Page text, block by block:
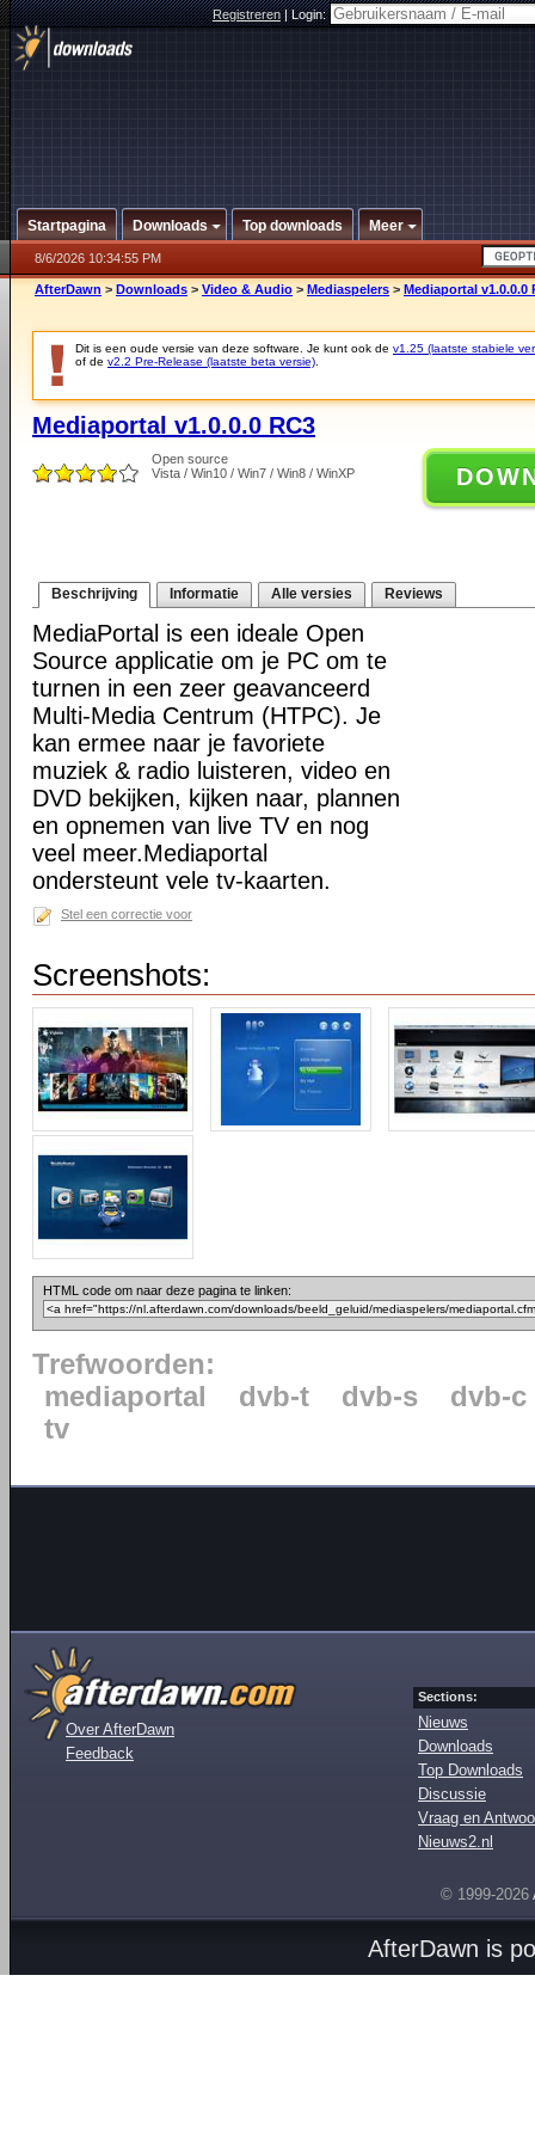
Registreren|Login:
Startpagina Downloads Top downloads Meer
8/6/2026 10:34:55 PM
AfterDawn > Downloads > Video & Audio > Mediaspelers > Mediaportal v1.0.0.0
Dit is een oude versie van deze software. Je kunt ook de v1.25 (laatste stabiele
of de v2.2 Pre-Release (laatste beta versie)
Mediaportal v1.0.0.0 RC3
Open source
Vista / Win10 / Win7 / Win8 / WinXP
Beschrijving Informatie Alle versies Reviews
MediaPortal is een ideale Open
Source applicatie om je PC om te
turnen in een zeer geavanceerd
Multi-Media Centrum (HTPC). Je
kan ermee naar je favoriete
muziek & radio luisteren, video en
DVD bekijken, kijken naar, plannen
en opnemen van live TV en nog
veel meer.Mediaportal
ondersteunt vele tv-kaarten.
Stel een correctie voor
Screenshots:
HTML code om naar deze pagina te linken:
Trefwoorden:
mediaportal
dvb-t dvb-s
dvb-c
tv
Over AfterDawn
Feedback
Sections:
Nieuws
Downloads
Top Downloads
Discussie
Vraag en
Nieuws2.nl
© 1999-2026
AfterDawn is